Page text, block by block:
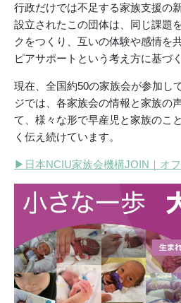
行政だけでは不足する家族支援の
設立されたこの団体は、同じ課題
クをつくり、互いの体験や感情を
ピアサポートという考え方に基づ
現在、全国約50の家族会が参加し
ジでは、各家族会の情報と家族の
て、様々な形で早産児と家族のこ
く伝え続けています。
▶日本NCIU家族会機構JOIN｜オ